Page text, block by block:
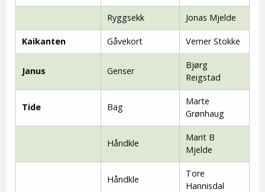
Ryggsekk Jonas Mjelde
Kaikanten Gåvekort Verner Stokke
Janus Genser
Bjørg
Reigstad
Tide Bag
Marte
Grønhaug
Håndkle
Marit B
Mjelde
Håndkle
Tore
Hannisdal